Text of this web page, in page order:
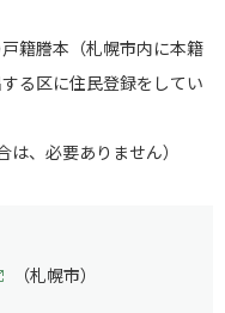
籍謄本（札幌市内に本籍
る区に住民登録をしてい
、必要ありません）
（札幌市）